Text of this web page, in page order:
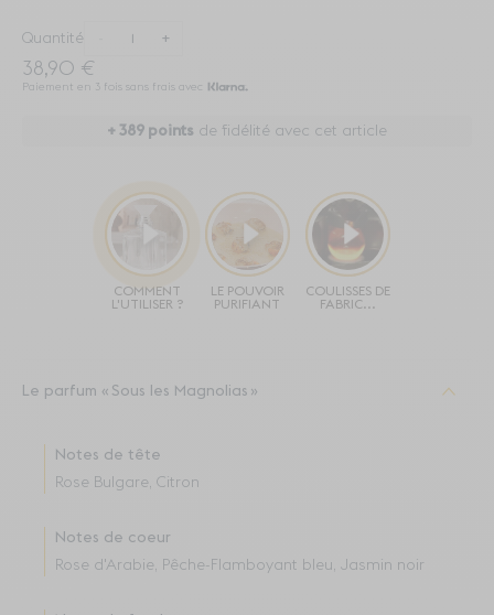
Quantité +
38,90 €
Paiement en 3 fois sans frais avec
+ 389 points de fidélité avec cet article
Le parfum Sous les Magnolias
Notes de tête
Rose Bulgare, Citron
Notes de coeur
Rose d'Arabie, Pêche-Flamboyant bleu, Jasmin noir